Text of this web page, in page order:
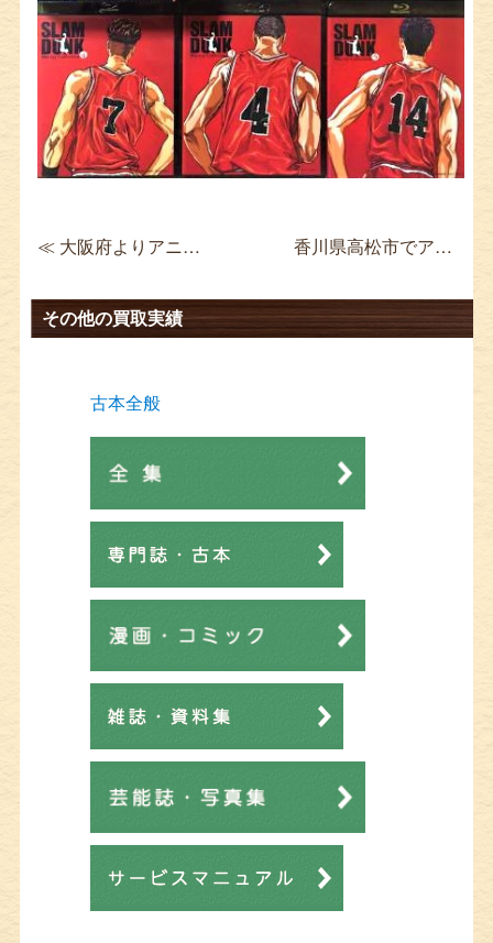
≪ 大阪府よりアニメのBlu-rayを宅配買取 機動戦士ガンダム0083 ブルーレイ Box 香川県高松市でアニメBlu-ray DVD-BOXなど出張買取 爆走兄弟レッツ&ゴー!! ≫
その他の買取実績
古本全般